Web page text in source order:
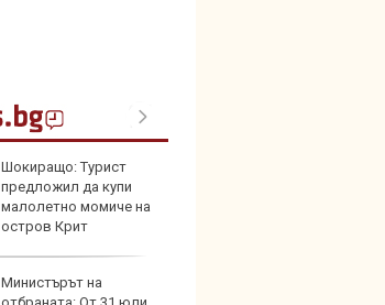
Шокиращо: Турист
предложил да купи
малолетно момиче на
остров Крит
Министърът на